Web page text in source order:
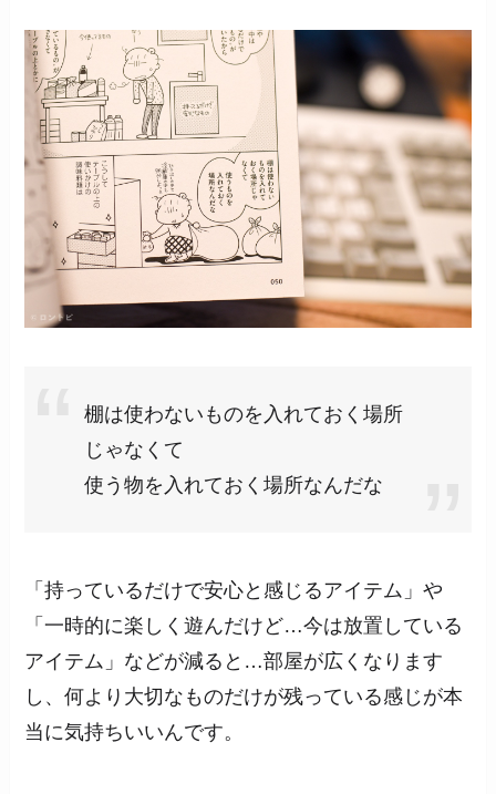
棚は使わないものを入れておく場所
じゃなくて
使う物を入れておく場所なんだな
「持っているだけで安心と感じるアイテム」や
「一時的に楽しく遊んだけど…今は放置している
アイテム」などが減ると…部屋が広くなります
し、何より大切なものだけが残っている感じが本
当に気持ちいいんです。